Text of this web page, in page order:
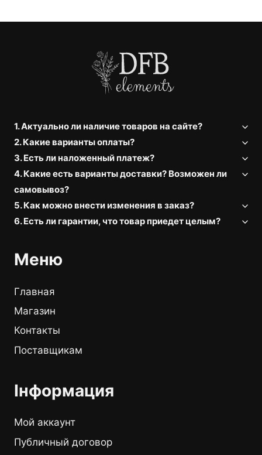
1. Актуально ли наличие товаров на сайте?
2. Какие варианты оплаты?
3. Есть ли наложенный платеж?
4. Какие есть варианты доставки? Возможен ли
самовывоз?
5. Как можно внести изменения в заказ?
6. Есть ли гарантии, что товар приедет целым?
Меню
Главная
Магазин
Контакты
Поставщикам
Інформация
Мой аккаунт
Публичный договор